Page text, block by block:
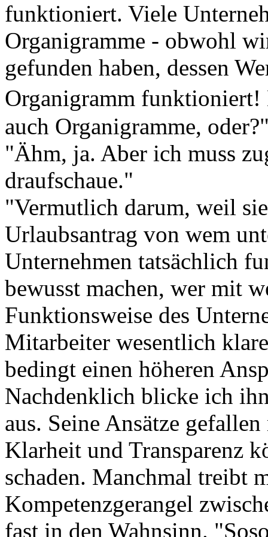
funktioniert. Viele
Organigramme - obwohl
gefunden haben, dessen
Organigramm
auch Organigramme,
"Ähm, ja. Aber ich muss
draufschaue."
"Vermutlich darum, weil
Urlaubsantrag von wem
Unternehmen tatsächlich
bewusst machen, wer mit
Funktionsweise des
Mitarbeiter wesentlich
bedingt einen höheren
Nachdenklich blicke ich
aus. Seine Ansätze
Klarheit und Transparenz
schaden. Manchmal treibt
Kompetenzgerangel
fast in den Wahnsinn.